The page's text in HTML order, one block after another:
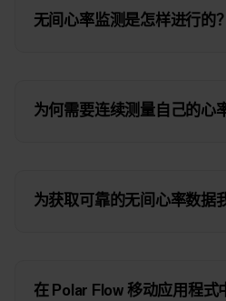
无间心率监测是怎样进行的？
为何需要连续测量自己的心
为获取可靠的无间心率数据
在 Polar Flow 移动应用程式